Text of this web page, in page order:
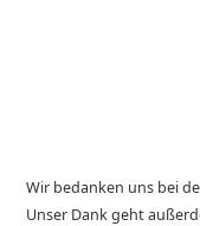
Wir bedanken uns bei
Unser Dank geht